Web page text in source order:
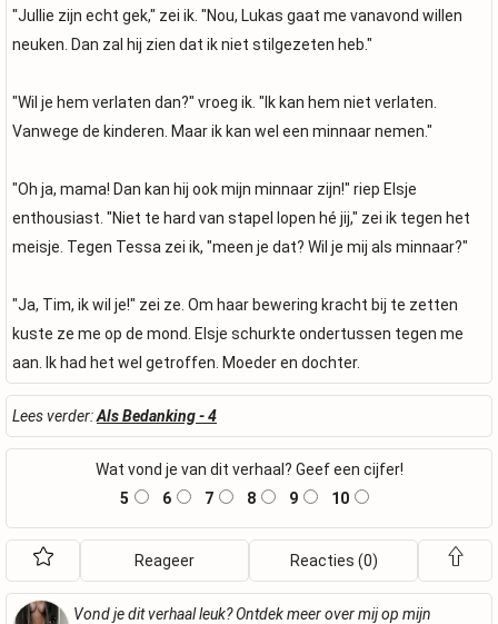
"Jullie zijn echt gek," zei ik. "Nou, Lukas gaat me vanavond willen
neuken. Dan zal hij zien dat ik niet stilgezeten heb."
"Wil je hem verlaten dan?" vroeg ik. "Ik kan hem niet verlaten.
Vanwege de kinderen. Maar ik kan wel een minnaar nemen."
"Oh ja, mama! Dan kan hij ook mijn minnaar zijn!" riep Elsje
enthousiast. "Niet te hard van stapel lopen hé jij," zei ik tegen het
meisje. Tegen Tessa zei ik, "meen je dat? Wil je mij als minnaar?"
"Ja, Tim, ik wil je!" zei ze. Om haar bewering kracht bij te zetten
kuste ze me op de mond. Elsje schurkte ondertussen tegen me
aan. Ik had het wel getroffen. Moeder en dochter.
Lees verder:Als Bedanking - 4
Wat vond je van dit verhaal? Geef een cijfer!
5
6 7 8 9 10
Reageer Reacties (0)
Vond je dit verhaal leuk? Ontdek meer over mij op mijn